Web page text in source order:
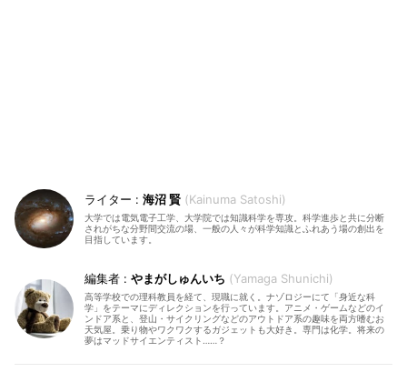
海沼 賢 Kainuma Satoshi
大学では電気電子工学、大学院では知識科学を専攻。科学進歩と共に分断
されがちな分野間交流の場、一般の人々が科学知識とふれあう場の創出を
目指しています。
やまがしゅんいち Yamaga Shunichi
高等学校での理科教員を経て、現職に就く。ナゾロジーにて「身近な科
学」をテーマにディレクションを行っています。アニメ・ゲームなどのイ
ンドア系と、登山・サイクリングなどのアウトドア系の趣味を両方嗜むお
天気屋。乗り物やワクワクするガジェットも大好き。専門は化学。将来の
夢はマッドサイエンティスト……？